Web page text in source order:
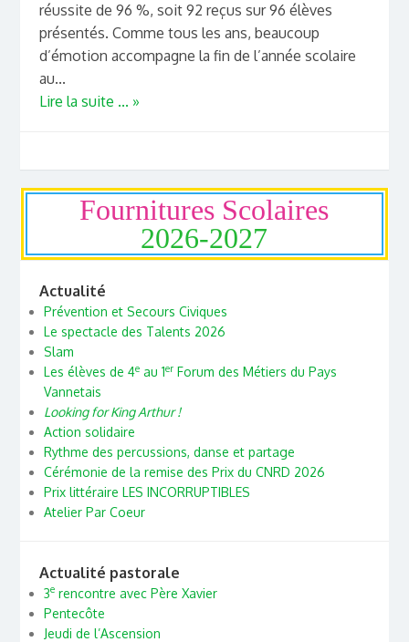
réussite de 96 %, soit 92 reçus sur 96 élèves
présentés. Comme tous les ans, beaucoup
d’émotion accompagne la fin de l’année scolaire
au...
Lire la suite ... »
Fournitures Scolaires
2026-2027
Actualité
Prévention et Secours Civiques
Le spectacle des Talents 2026
Slam
Les élèves de 4eau 1erForum des Métiers du Pays
Vannetais
Looking for King Arthur !
Action solidaire
Rythme des percussions, danse et partage
Cérémonie de la remise des Prix du CNRD 2026
Prix littéraire LES INCORRUPTIBLES
Atelier Par Coeur
Actualité pastorale
3erencontre avec Père Xavier
Pentecôte
Jeudi de l’Ascension